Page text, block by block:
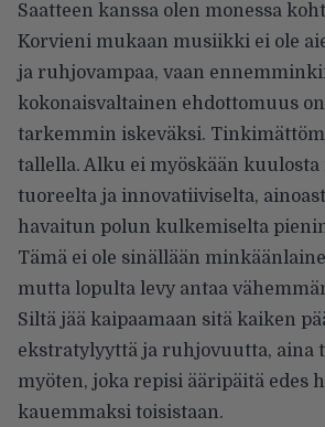
Saatteen kanssa olen monessa
Korvieni mukaan musiikki ei ole
ja ruhjovampaa, vaan
kokonaisvaltainen ehdottomuus
tarkemmin iskeväksi.
tallella. Alku ei myöskään
tuoreelta ja innovatiiviselta,
havaitun polun kulkemiselta
Tämä ei ole sinällään
mutta lopulta levy antaa
Siltä jää kaipaamaan sitä kaiken
ekstratylyyttä ja ruhjovuutta, aina
myöten, joka repisi ääripäitä edes
kauemmaksi toisistaan.